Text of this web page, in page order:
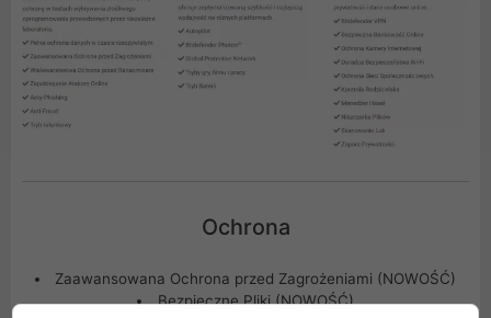
Ochrona
Zaawansowana Ochrona przed Zagrożeniami (NOWOŚĆ)
Bezpieczne Pliki (NOWOŚĆ)